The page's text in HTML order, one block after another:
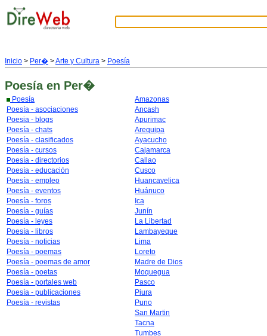
Inicio > Per� >Arte y Cultura > Poesía
Poesía en Per�
Poesía
Poesía - asociaciones
Poesia - blogs
Poesía - chats
Poesía - clasificados
Poesía - cursos
Poesía - directorios
Poesía - educación
Poesía - empleo
Poesía - eventos
Poesía - foros
Poesía - guías
Poesía - leyes
Poesía - libros
Poesía - noticias
Poesía - poemas
Poesía - poemas de amor
Poesía - poetas
Poesía - portales web
Poesía - publicaciones
Poesía - revistas
Amazonas
Ancash
Apurimac
Arequipa
Ayacucho
Cajamarca
Callao
Cusco
Huancavelica
Huánuco
Ica
Junín
La Libertad
Lambayeque
Lima
Loreto
Madre de Dios
Moquegua
Pasco
Piura
Puno
San Martin
Tacna
Tumbes